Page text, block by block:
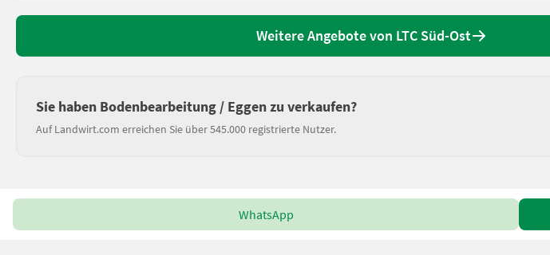
Weitere Angebote von LTC Süd-Ost
Sie haben Bodenbearbeitung / Eggen zu verkaufen?
Auf Landwirt.com erreichen Sie über 545.000 registrierte Nutzer.
WhatsApp